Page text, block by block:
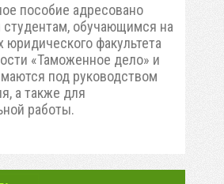
пособие адресовано
обучающимся на
юридического факультета
«Таможенное дело» и
под руководством
а также для
работы.